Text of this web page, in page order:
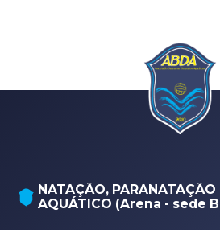
NATAÇÃO, PARANATAÇÃO
AQUÁTICO (Arena - sede